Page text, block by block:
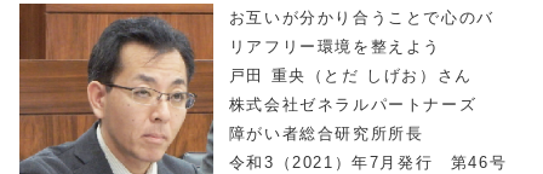
お互いが分かり合うことで心のバ
リアフリー環境を整えよう
戸田 重央（とだ しげお）さん
株式会社ゼネラルパートナーズ
障がい者総合研究所所長
令和3（2021）年7月発行 第46号